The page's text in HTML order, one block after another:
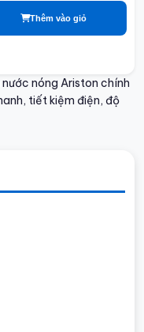
Thêm vào giỏ
nóng Ariston chính
tiết kiệm điện, độ